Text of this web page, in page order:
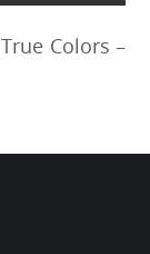
Colors –